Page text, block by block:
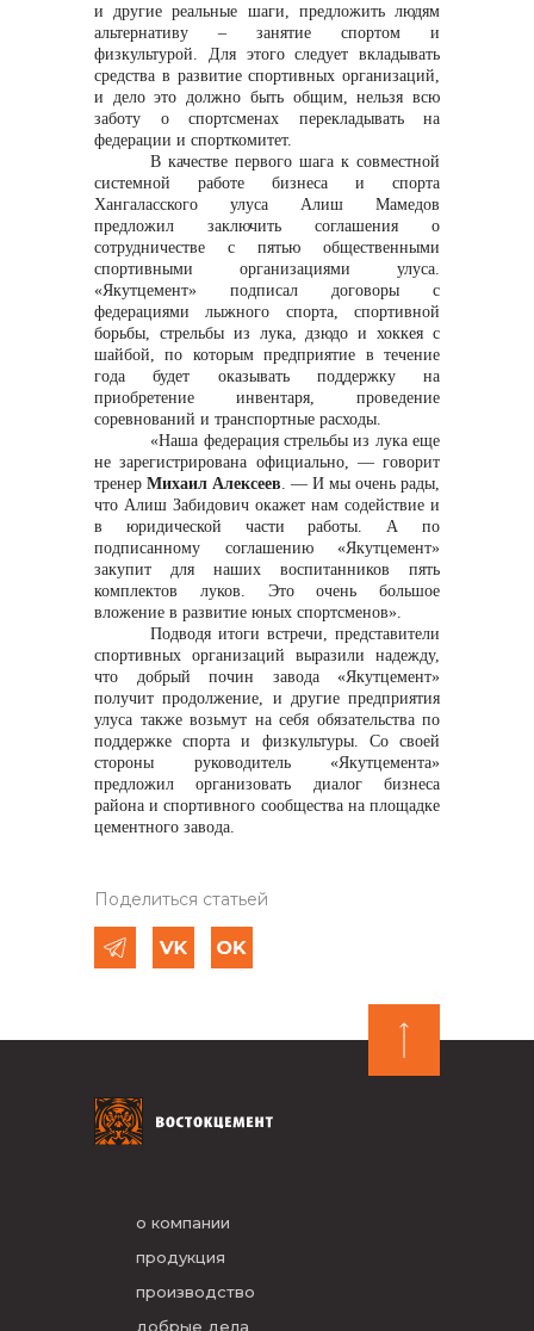
и другие реальные шаги, предложить людям
альтернативу – занятие спортом и
физкультурой. Для этого следует вкладывать
средства в развитие спортивных организаций,
и дело это должно быть общим, нельзя всю
заботу о спортсменах перекладывать на
федерации и спорткомитет.
В качестве первого шага к совместной
системной работе бизнеса и спорта
Хангаласского улуса Алиш Мамедов
предложил заключить соглашения о
сотрудничестве с пятью общественными
спортивными организациями улуса.
«Якутцемент» подписал договоры с
федерациями лыжного спорта, спортивной
борьбы, стрельбы из лука, дзюдо и хоккея с
шайбой, по которым предприятие в течение
года будет оказывать поддержку на
приобретение инвентаря, проведение
соревнований и транспортные расходы.
«Наша федерация стрельбы из лука еще
не зарегистрирована официально, — говорит
тренер Михаил Алексеев. — И мы очень рады,
что Алиш Забидович окажет нам содействие и
в юридической части работы. А по
подписанному соглашению «Якутцемент»
закупит для наших воспитанников пять
комплектов луков. Это очень большое
вложение в развитие юных спортсменов».
Подводя итоги встречи, представители
спортивных организаций выразили надежду,
что добрый почин завода «Якутцемент»
получит продолжение, и другие предприятия
улуса также возьмут на себя обязательства по
поддержке спорта и физкультуры. Со своей
стороны руководитель «Якутцемента»
предложил организовать диалог бизнеса
района и спортивного сообщества на площадке
цементного завода.
Поделиться статьей
о компании
продукция
производство
добрые дела